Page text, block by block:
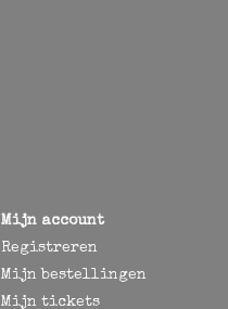
Mijn account
Registreren
Mijn bestellingen
Mijn tickets